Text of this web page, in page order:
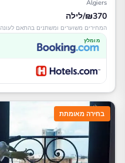
Algiers
₪370/לילה
המחירים משוערים ומשתנים בהתאם לעונה
מומלץ
בחירה מאומתת